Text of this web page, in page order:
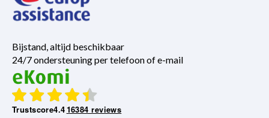
Bijstand, altijd beschikbaar
24/7 ondersteuning per telefoon of e-mail
Trustscore4.416384 reviews